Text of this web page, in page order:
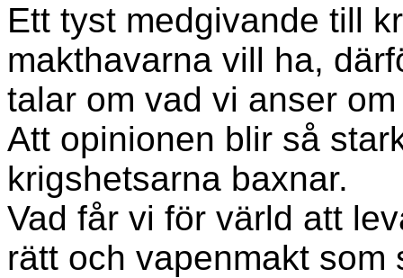
Ett tyst medgivande till
makthavarna vill ha,
talar om vad vi anser
Att opinionen blir så
krigshetsarna baxnar.
Vad får vi för värld att
rätt och vapenmakt som